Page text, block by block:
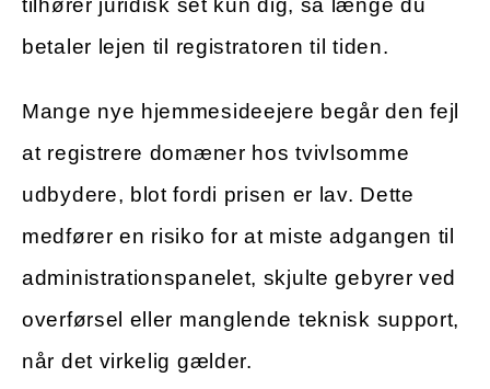
tilhører juridisk set kun dig, så længe du
betaler lejen til registratoren til tiden.
Mange nye hjemmesideejere begår den fejl
at registrere domæner hos tvivlsomme
udbydere, blot fordi prisen er lav. Dette
medfører en risiko for at miste adgangen til
administrationspanelet, skjulte gebyrer ved
overførsel eller manglende teknisk support,
når det virkelig gælder.